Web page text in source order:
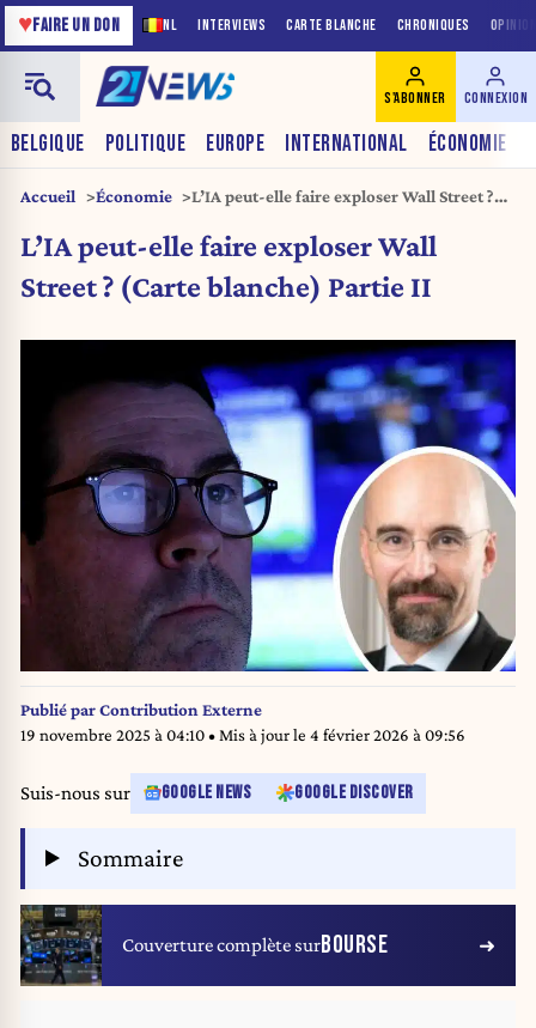
NL INTERVIEWS CARTE BLANCHE CHRONIQUES
♥FAIRE UN DON
BELGIQUE POLITIQUE EUROPE INTERNATIONAL ÉCONOMIE
S'ABONNER CONNEXION
Accueil Économie
L’IA peut-elle faire exploser Wall Street ?
L’IA peut-elle faire exploser Wall
Street ? (Carte blanche) Partie II
Publié parContribution Externe
19 novembre 2025 à 04:10• Mis à jour le 4 février 2026 à 09:56
Suis-nous sur GOOGLE NEWS GOOGLE DISCOVER
Sommaire
Couverture complète surBOURSE